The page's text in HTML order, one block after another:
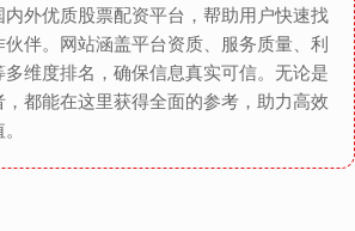
外优质股票配资平台，帮助用户快速找
伴。网站涵盖平台资质、服务质量、利
维度排名，确保信息真实可信。无论是
都能在这里获得全面的参考，助力高效